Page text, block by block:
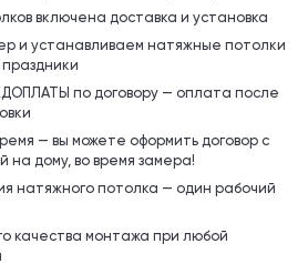
включена доставка и установка
и устанавливаем натяжные потолки
по договору — оплата после
— вы можете оформить договор с
дому, во время замера!
натяжного потолка — один рабочий
качества монтажа при любой